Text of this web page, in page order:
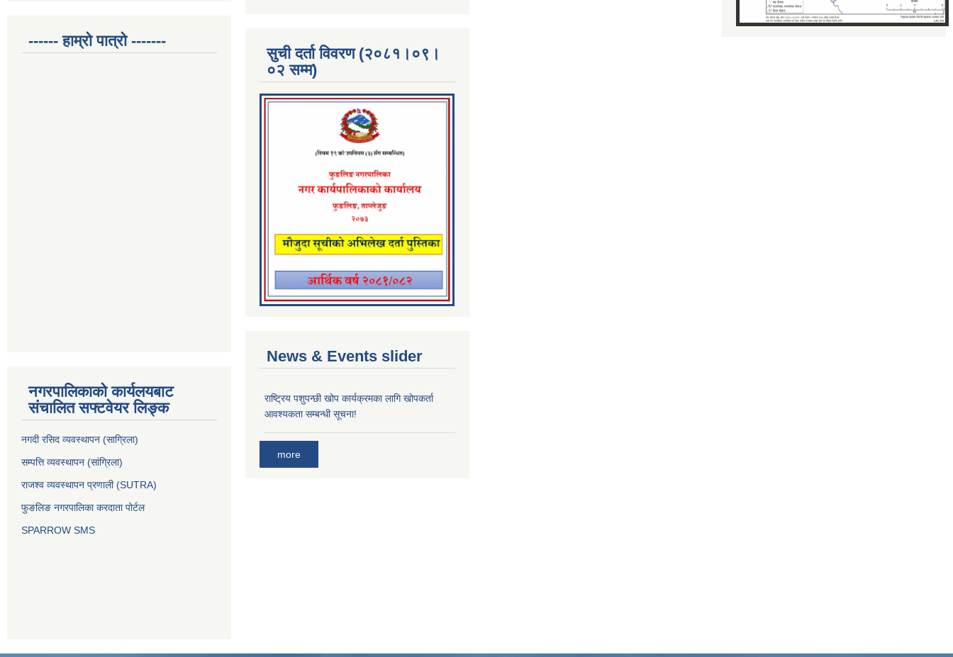
------ हाम्रो पात्रो -------
नगरपालिकाको कार्यलयबाट
संचालित सफ्टवेयर लिङ्क
नगदी रसिद व्यवस्थापन (साग्रिला)
सम्पत्ति व्यवस्थापन (सांग्रिला)
राजश्व व्यवस्थापन प्रणाली (SUTRA)
फुङलिङ नगरपालिका करदाता पोर्टल
SPARROW SMS
सुची दर्ता विवरण (२०८१।०९।
०२ सम्म)
News & Events slider
राष्ट्रिय पशुपन्छी खोप कार्यक्रमका लागि खोपकर्ता
आवश्यकता सम्बन्धी सूचना!
more